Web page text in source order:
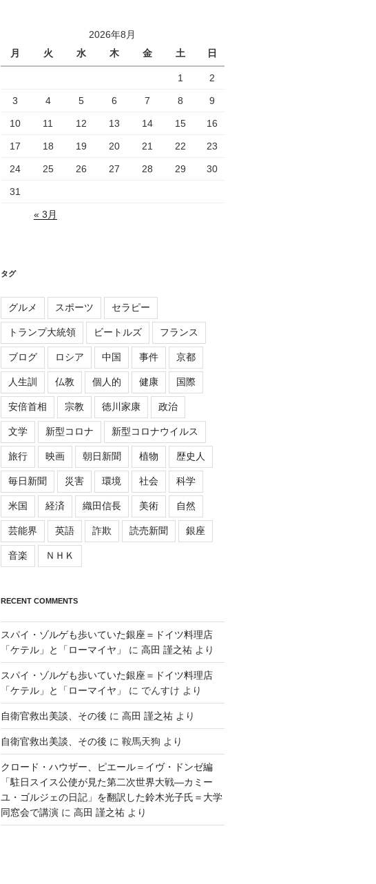
2026年8月
月
火 水 木 金 土 日
1 2
3 4 5 6 7 8 9
10 11 12 13 14 15 16
17 18 19 20 21 22 23
24 25 26 27 28 29 30
31
« 3月
タグ
グルメ スポーツ セラピー
トランプ大統領 ビートルズ フランス
ブログ ロシア 中国 事件 京都
人生訓 仏教 個人的 健康 国際
安倍首相 宗教 徳川家康 政治
文学 新型コロナ 新型コロナウイルス
旅行 映画 朝日新聞 植物 歴史人
毎日新聞 災害 環境 社会 科学
米国 経済 織田信長 美術 自然
芸能界 英語 詐欺 読売新聞 銀座
音楽 ＮＨＫ
RECENT COMMENTS
スパイ・ゾルゲも歩いていた銀座＝ドイツ料理店
「ケテル」と「ローマイヤ」
に 高田 謹之祐より
スパイ・ゾルゲも歩いていた銀座＝ドイツ料理店
「ケテル」と「ローマイヤ」
に でんすけ より
自衛官救出美談、その後 に 高田 謹之祐より
自衛官救出美談、その後 に 鞍馬天狗 より
クロード・ハウザー、ピエール＝イヴ・ドンゼ編
「駐日スイス公使が見た第二次世界大戦―カミー
ユ・ゴルジェの日記」を翻訳した鈴木光子氏＝大学
同窓会で講演に 高田 謹之祐より